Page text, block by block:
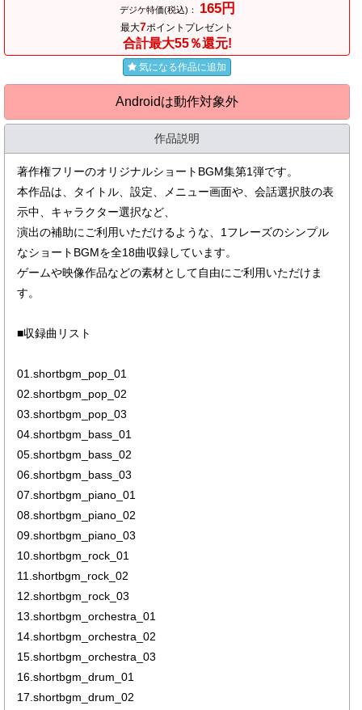
デジケ特価(税込)： 165円
最大7ポイントプレゼント
合計最大55％還元!
気になる作品に追加
Androidは動作対象外
作品説明
著作権フリーのオリジナルショートBGM集第1弾です。
本作品は、タイトル、設定、メニュー画面や、会話選択肢の表
示中、キャラクター選択など、
演出の補助にご利用いただけるような、1フレーズのシンプル
なショートBGMを全18曲収録しています。
ゲームや映像作品などの素材として自由にご利用いただけま
す。
■収録曲リスト
01.shortbgm_pop_01
02.shortbgm_pop_02
03.shortbgm_pop_03
04.shortbgm_bass_01
05.shortbgm_bass_02
06.shortbgm_bass_03
07.shortbgm_piano_01
08.shortbgm_piano_02
09.shortbgm_piano_03
10.shortbgm_rock_01
11.shortbgm_rock_02
12.shortbgm_rock_03
13.shortbgm_orchestra_01
14.shortbgm_orchestra_02
15.shortbgm_orchestra_03
16.shortbgm_drum_01
17.shortbgm_drum_02